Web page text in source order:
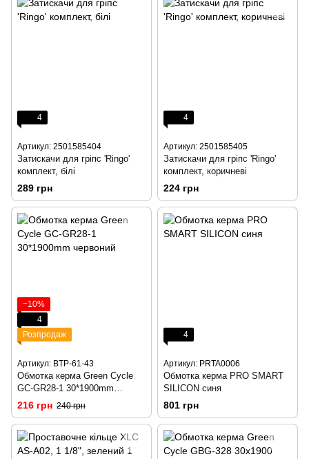
4
Артикул: 2501585404
Затискачи для гріпс 'Ringo'
комплект, білі
289 грн
4
Артикул: 2501585405
Затискачи для гріпс 'Ringo'
комплект, коричневі
224 грн
−10%
4
Розпродаж
Артикул: BTP-61-43
Обмотка керма Green Cycle
GC-GR28-1 30*1900mm
червоний
216 грн 240 грн
4
Артикул: PRTA0006
Обмотка керма PRO SMART
SILICON синя
801 грн